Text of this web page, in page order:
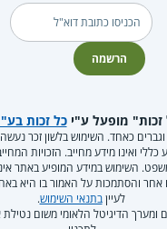
דוא"ל
הרשמה
מופעל ע"יכל זכות
כאחד. השימוש בלשון זכר
ואינו מידע מחייב. הזכויות
השימוש במידע המופיע באתר
אחר והסתמכות על האמור בו היא
לעייןבתנאי השימוש.
ומערך הדיגיטל הלאומי משום